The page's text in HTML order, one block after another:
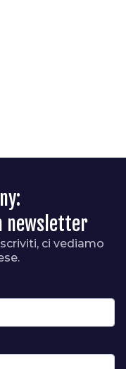
newsletter
ci vediamo